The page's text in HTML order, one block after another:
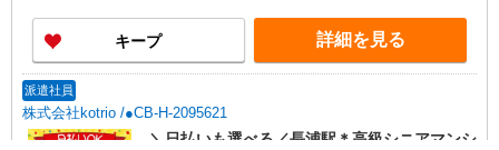
キープ 詳細を見る
派遣社員
株式会社kotrio /●CB-H-2095621
＼日払いも選べる／長浦駅＊高級シニアマンシ